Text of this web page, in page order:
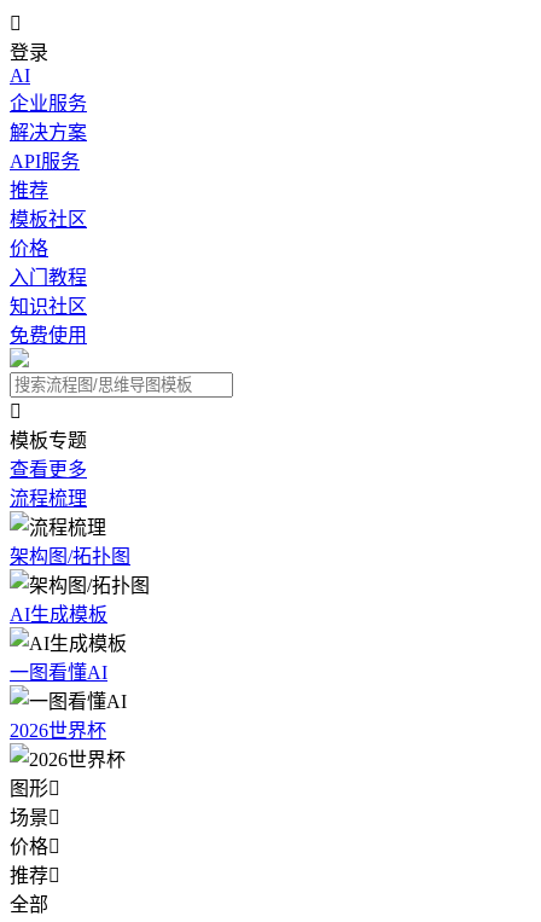

登录
AI
企业服务
解决方案
API服务
推荐
模板社区
价格
入门教程
知识社区
免费使用

模板专题
查看更多
流程梳理
架构图/拓扑图
AI生成模板
一图看懂AI
2026世界杯
图形
场景
价格
推荐
全部